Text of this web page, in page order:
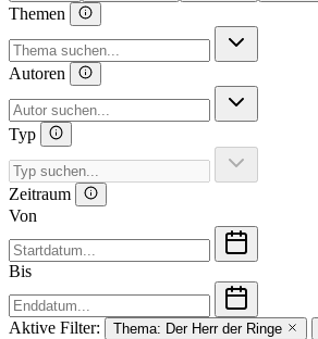
Themen
Autoren
Typ
Zeitraum
Von
Bis
Aktive Filter: Thema: Der Herr der Ringe